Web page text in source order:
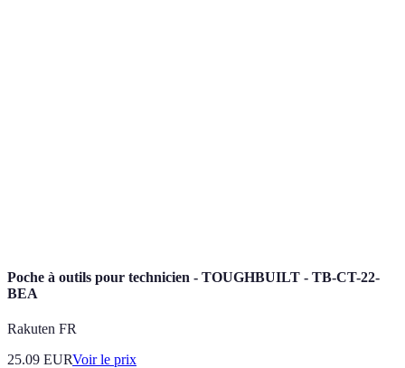
Poche à outils pour technicien - TOUGHBUILT - TB-CT-22-
BEA
Rakuten FR
25.09 EURVoir le prix